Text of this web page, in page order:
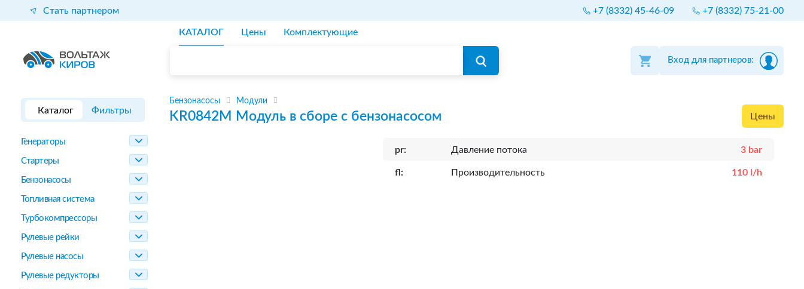
Стать партнером +7 (8332) 45-46-09 +7 (8332) 75-21-00
КАТАЛОГ Цены Комплектующие
Вход для партнеров:
Каталог Фильтры
Генераторы
Стартеры
Бензонасосы
Топливная система
Турбокомпрессоры
Рулевые рейки
Рулевые насосы
Рулевые редукторы
Бензонасосы Модули
KR0842M Модуль в сборе с бензонасосом Цены
pr: Давление потока 3 bar
fl: Производительность 110 l/h